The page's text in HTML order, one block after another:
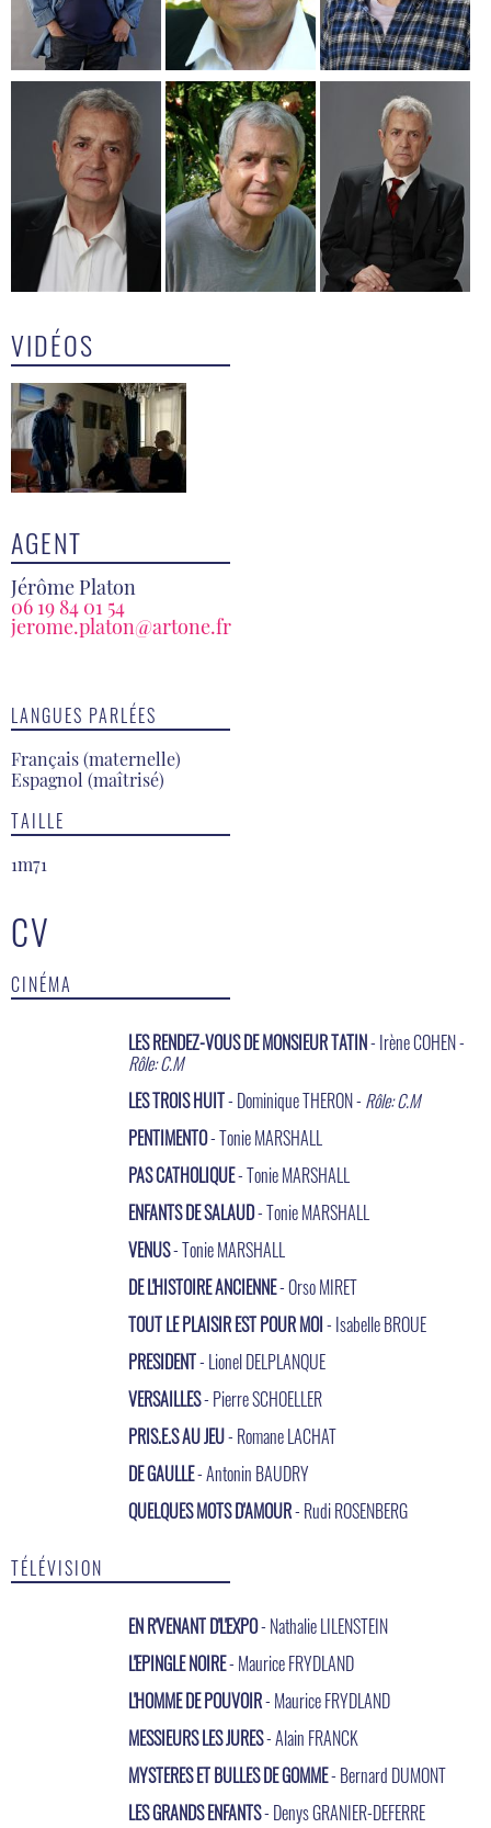
VIDÉOS
AGENT
Jérôme Platon
06 19 84 01 54
jerome.platon@artone.fr
LANGUES PARLÉES
Français (maternelle)
Espagnol (maîtrisé)
TAILLE
1m71
CV
CINÉMA
LES RENDEZ-VOUS DE MONSIEUR TATIN- Irène COHEN -
Rôle: C.M
LES TROIS HUIT- Dominique THERON - Rôle: C.M
PENTIMENTO- Tonie MARSHALL
PAS CATHOLIQUE- Tonie MARSHALL
ENFANTS DE SALAUD- Tonie MARSHALL
VENUS- Tonie MARSHALL
DE L'HISTOIRE ANCIENNE- Orso MIRET
TOUT LE PLAISIR EST POUR MOI- Isabelle BROUE
PRESIDENT- Lionel DELPLANQUE
VERSAILLES- Pierre SCHOELLER
PRIS.E.S AU JEU- Romane LACHAT
DE GAULLE- Antonin BAUDRY
QUELQUES MOTS D'AMOUR- Rudi ROSENBERG
TÉLÉVISION
EN R'VENANT D'L'EXPO- Nathalie LILENSTEIN
L'EPINGLE NOIRE- Maurice FRYDLAND
L'HOMME DE POUVOIR- Maurice FRYDLAND
MESSIEURS LES JURES- Alain FRANCK
MYSTERES ET BULLES DE GOMME- Bernard DUMONT
LES GRANDS ENFANTS- Denys GRANIER-DEFERRE